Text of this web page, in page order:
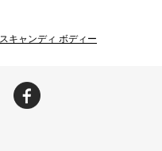
スキャンディ ボディー